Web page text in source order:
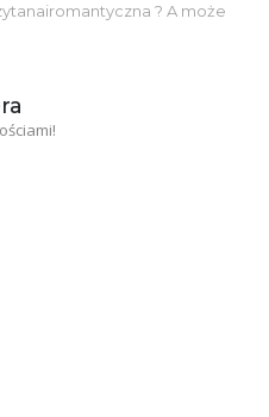
? A może